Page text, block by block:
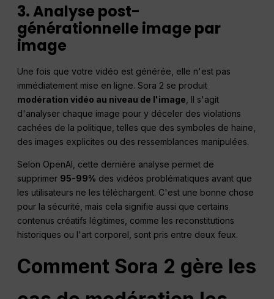
3. Analyse post-
générationnelle image par
image
Une fois que votre vidéo est générée, elle n'est pas
immédiatement mise en ligne. Sora 2 se produit
modération vidéo au niveau de l'image , Il s'agit
d'analyser chaque image pour y déceler des violations
cachées de la politique, telles que des symboles de haine,
des images explicites ou des ressemblances manipulées.
Selon OpenAI, cette dernière analyse permet de
supprimer 95-99% des vidéos problématiques avant que
les utilisateurs ne les téléchargent. C'est une bonne chose
pour la sécurité, mais cela signifie aussi que certains
contenus créatifs légitimes, comme les reconstitutions
historiques ou l'art corporel, sont pris entre deux feux.
Comment Sora 2 gère les